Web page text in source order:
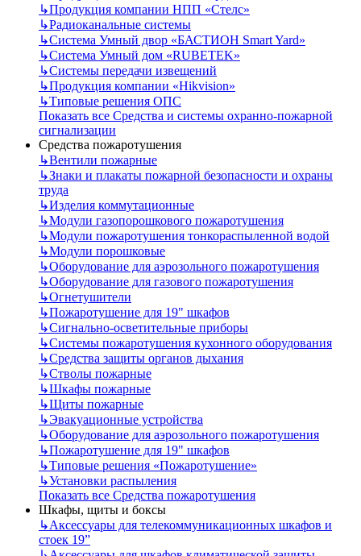
↳Продукция компании НПП «Стелс»
↳Радиоканальные системы
↳Система Умный двор «БАСТИОН Smart Yard»
↳Система Умный дом «RUBETEK»
↳Системы передачи извещений
↳Продукция компании «Hikvision»
↳Типовые решения ОПС
Показать все Средства и системы охранно-пожарной
сигнализации
Средства пожаротушения
↳Вентили пожарные
↳Знаки и плакаты пожарной безопасности и охраны
труда
↳Изделия коммутационные
↳Модули газопорошкового пожаротушения
↳Модули пожаротушения тонкораспыленной водой
↳Модули порошковые
↳Оборудование для аэрозольного пожаротушения
↳Оборудование для газового пожаротушения
↳Огнетушители
↳Пожаротушение для 19" шкафов
↳Сигнально-осветительные приборы
↳Системы пожаротушения кухонного оборудования
↳Средства защиты органов дыхания
↳Стволы пожарные
↳Шкафы пожарные
↳Щиты пожарные
↳Эвакуационные устройства
↳Оборудование для аэрозольного пожаротушения
↳Пожаротушение для 19" шкафов
↳Типовые решения «Пожаротушение»
↳Установки распыления
Показать все Средства пожаротушения
Шкафы, щиты и боксы
↳Аксессуары для телекоммуникационных шкафов и
стоек 19”